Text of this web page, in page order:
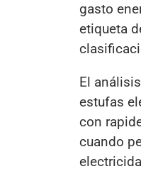
gasto
etiqueta
El
estufas
con
cuando